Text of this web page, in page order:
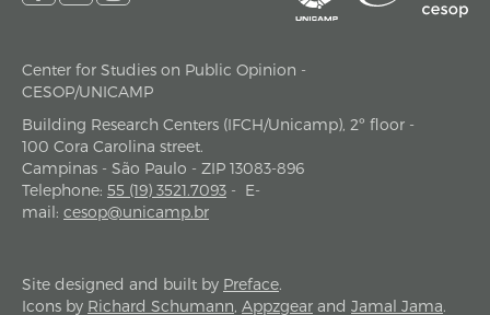
address
Center for Studies on Public Opinion -
CESOP/UNICAMP
Building Research Centers (IFCH/Unicamp), 2º floor -
100 Cora Carolina street.
Campinas - São Paulo - ZIP 13083-896
Telephone: 55 (19) 3521.7093 - E-
mail: cesop@unicamp.br
Site designed and built by Preface.
Icons by Richard Schumann, Appzgear and Jamal Jama.